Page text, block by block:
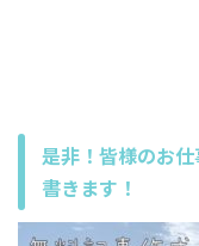
是非！皆様のお
書きます！